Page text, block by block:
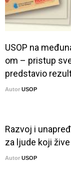
USOP na
om – pristup
predstavio
Autor USOP
Razvoj i
za ljude koji
Autor USOP